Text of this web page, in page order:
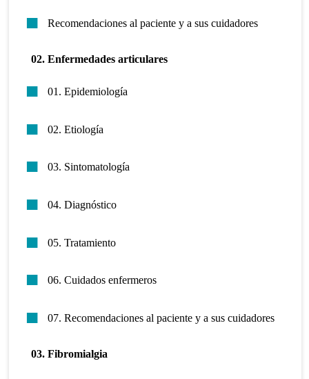
Recomendaciones al paciente y a sus cuidadores
02. Enfermedades articulares
01. Epidemiología
02. Etiología
03. Sintomatología
04. Diagnóstico
05. Tratamiento
06. Cuidados enfermeros
07. Recomendaciones al paciente y a sus cuidadores
03. Fibromialgia